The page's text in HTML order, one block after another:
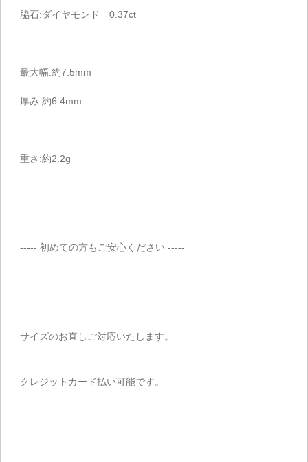
脇石:ダイヤモンド 0.37ct
最大幅:約7.5mm
厚み:約6.4mm
重さ:約2.2g
----- 初めての方もご安心ください -----
サイズのお直しご対応いたします。
クレジットカード払い可能です。